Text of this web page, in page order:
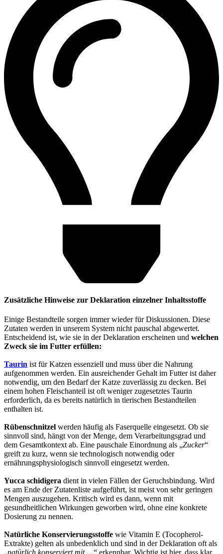
Zusätzliche Hinweise zur Deklaration einzelner Inhaltsstoffe
Einige Bestandteile sorgen immer wieder für Diskussionen. Diese
Zutaten werden in unserem System nicht pauschal abgewertet.
Entscheidend ist, wie sie in der Deklaration erscheinen und welchen
Zweck sie im Futter erfüllen:
Taurin ist für Katzen essenziell und muss über die Nahrung
aufgenommen werden. Ein ausreichender Gehalt im Futter ist daher
notwendig, um den Bedarf der Katze zuverlässig zu decken. Bei
einem hohen Fleischanteil ist oft weniger zugesetztes Taurin
erforderlich, da es bereits natürlich in tierischen Bestandteilen
enthalten ist.
Rübenschnitzel werden häufig als Faserquelle eingesetzt. Ob sie
sinnvoll sind, hängt von der Menge, dem Verarbeitungsgrad und
dem Gesamtkontext ab. Eine pauschale Einordnung als „Zucker“
greift zu kurz, wenn sie technologisch notwendig oder
ernährungsphysiologisch sinnvoll eingesetzt werden.
Yucca schidigera dient in vielen Fällen der Geruchsbindung. Wird
es am Ende der Zutatenliste aufgeführt, ist meist von sehr geringen
Mengen auszugehen. Kritisch wird es dann, wenn mit
gesundheitlichen Wirkungen geworben wird, ohne eine konkrete
Dosierung zu nennen.
Natürliche Konservierungsstoffe wie Vitamin E (Tocopherol-
Extrakte) gelten als unbedenklich und sind in der Deklaration oft als